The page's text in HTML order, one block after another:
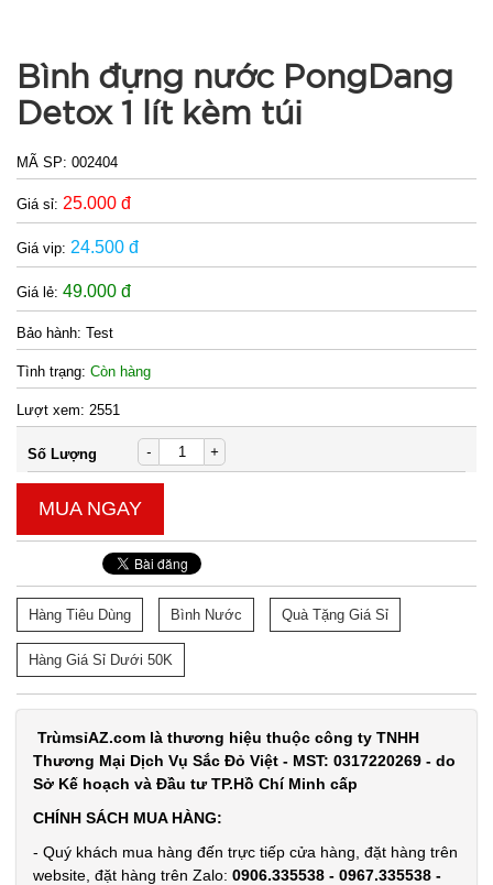
Bình đựng nước PongDang
Detox 1 lít kèm túi
MÃ SP: 002404
Giá sỉ: 25.000 đ
Giá vip: 24.500 đ
Giá lẻ: 49.000 đ
Bảo hành: Test
Tình trạng: Còn hàng
Lượt xem: 2551
Số Lượng - +
MUA NGAY
Hàng Tiêu Dùng Bình Nước Quà Tặng Giá Sỉ
Hàng Giá Sỉ Dưới 50K
TrùmsỉAZ.com là thương hiệu thuộc công ty TNHH
Thương Mại Dịch Vụ Sắc Đỏ Việt - MST: 0317220269 - do
Sở Kế hoạch và Đầu tư TP.Hồ Chí Minh cấp
CHÍNH SÁCH MUA HÀNG:
- Quý khách mua hàng đến trực tiếp cửa hàng, đặt hàng trên
website, đặt hàng trên Zalo: 0906.335538 - 0967.335538 -
lỗ cắm -
MÃ
GIÁ:
TÌNH
CÒN HÀNG
đen Buck
Mã T65S
32.000 đ